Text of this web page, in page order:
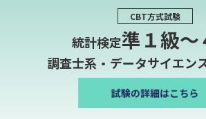
CBT方式試験
統計検定準１級〜
調査士系・データサイエン